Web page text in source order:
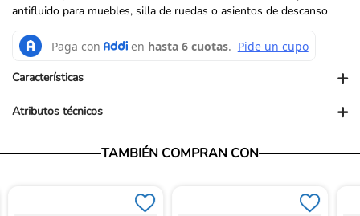
antifluido para muebles, silla de ruedas o asientos de descanso
Características +
Presentación comercial: UN
Atributos técnicos +
Vendedor: Ortopédicos Futuro
Garantía: Para conocer nuestra políticas de garantía, ingresa al
Términos y Condiciones: Para conocer nuestros términos y
TAMBIÉN COMPRAN CON